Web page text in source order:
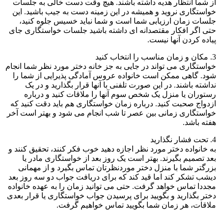
از شما انتظار هدیه داشته باشند. هیچ وقت دست خالی به جلسات
خواستگاری نروید و همیشه در این زمینه دست به جیب باشید. این
جلسات زمان ارزیابی شما است و شما نباید خسیس جلوه کنید،
حتی اگر افکار مقتصدانه ای داشته باشید جلسات خواستگاری جای
پیاده کردن آنها نیست.
3. مکان و زمان مناسب را انتخاب کنید
خواستگاری می تواند در جایی به جز خانه دختر مورد نظر شما انجام
شود. گاهی ممکن است خانواده عروس آمادگی پذیرایی از شما را
نداشته باشند. در این صورت تلفنی با آنها قرار بگذارید و در یک
رستوران یا منزل یک شخص سوم آنها را ملاقات کنید و درباره
ازدواج صحبت کنید. درباره زمان خواستگاری هم باید دقت کنید که
خواستگاری زمانی بین عصر تا شب انجام می شود و بهتر است آخر
هفته باشد.
4. تحت فشار نگذارید
به خانواده دختر مورد نظر اجازه دهید خوب فکر کنند، تحقیق کنند و
بعد تصمیم بگیرند. بهتر است یک روز بعد از خواستگاری مادر یا
بزرگتر شما با منزل دختر موردنظرتان تماس بگیرد و از مهمانی
دیشب تشکر کند اما قید کند که برای دریافت جواب دو سه روز بعد
مجددا تماس خواهد گرفت. حتی می توانید زمان را به عهده خانواده
دختر بگذارید و بگویید برای پرسیدن جواب خواستگاری یا قرار بعدی
ملاقات، هر زمان شما بگویید تماس خواهیم گرفت.